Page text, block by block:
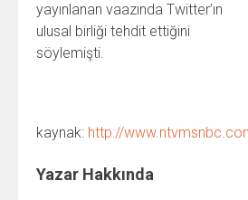
yayınlanan vaazında Twitter’ın
ulusal birliği tehdit ettiğini
söylemişti.
kaynak: http://
Yazar Hakkında